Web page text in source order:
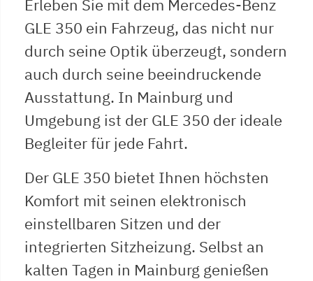
Erleben Sie mit dem Mercedes-Benz
GLE 350 ein Fahrzeug, das nicht nur
durch seine Optik überzeugt, sondern
auch durch seine beeindruckende
Ausstattung. In Mainburg und
Umgebung ist der GLE 350 der ideale
Begleiter für jede Fahrt.
Der GLE 350 bietet Ihnen höchsten
Komfort mit seinen elektronisch
einstellbaren Sitzen und der
integrierten Sitzheizung. Selbst an
kalten Tagen in Mainburg genießen